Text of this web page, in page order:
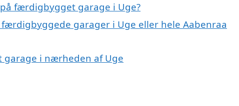
færdigbygget garage i Uge?
garager i Uge eller hele Aabenraa
i nærheden af Uge